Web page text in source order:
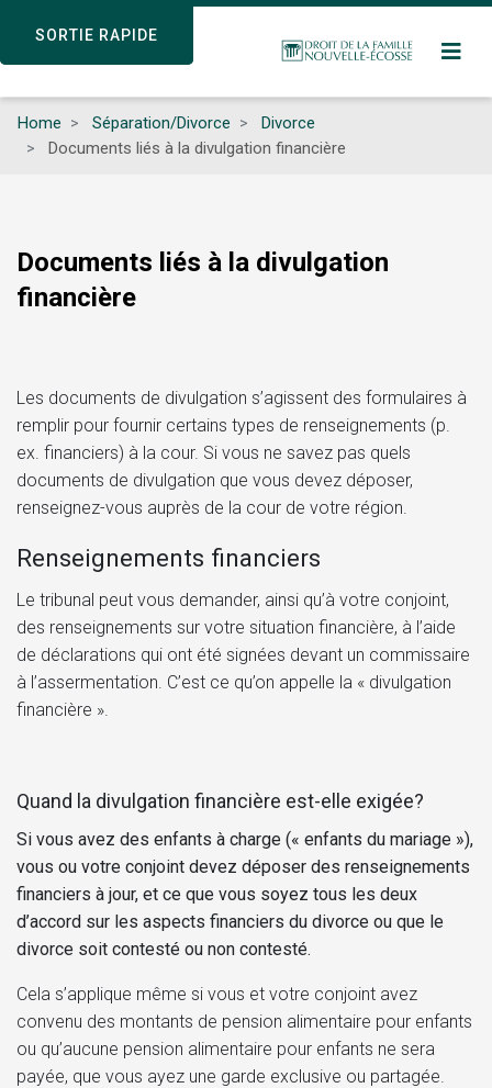
SORTIE RAPIDE
content
SORTIE RAPIDE
Home Séparation/Divorce
Divorce
Documents liés à la divulgation financière
Documents liés à la divulgation
financière
Les documents de divulgation s’agissent des formulaires à
remplir pour fournir certains types de renseignements (p.
ex. financiers) à la cour. Si vous ne savez pas quels
documents de divulgation que vous devez déposer,
renseignez-vous auprès de la cour de votre région.
Renseignements financiers
Le tribunal peut vous demander, ainsi qu’à votre conjoint,
des renseignements sur votre situation financière, à l’aide
de déclarations qui ont été signées devant un commissaire
à l’assermentation. C’est ce qu’on appelle la « divulgation
financière ».
Quand la divulgation financière est-elle exigée?
Si vous avez des enfants à charge (« enfants du mariage »),
vous ou votre conjoint devez déposer des renseignements
financiers à jour, et ce que vous soyez tous les deux
d’accord sur les aspects financiers du divorce ou que le
divorce soit contesté ou non contesté.
Cela s’applique même si vous et votre conjoint avez
convenu des montants de pension alimentaire pour enfants
ou qu’aucune pension alimentaire pour enfants ne sera
payée, que vous ayez une garde exclusive ou partagée.